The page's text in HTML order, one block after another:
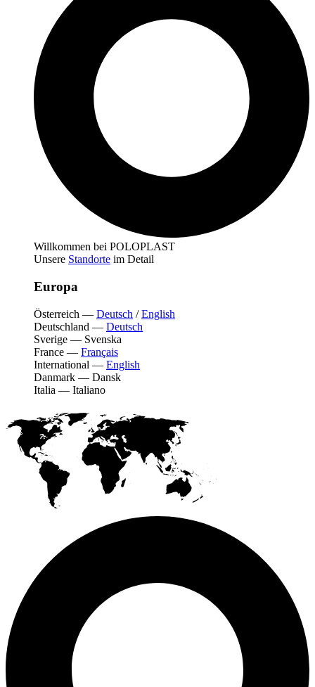
Willkommen bei POLOPLAST
Unsere Standorte im Detail
Europa
Österreich — Deutsch /English
Deutschland — Deutsch
Sverige — Svenska
France — Français
International — English
Danmark — Dansk
Italia — Italiano